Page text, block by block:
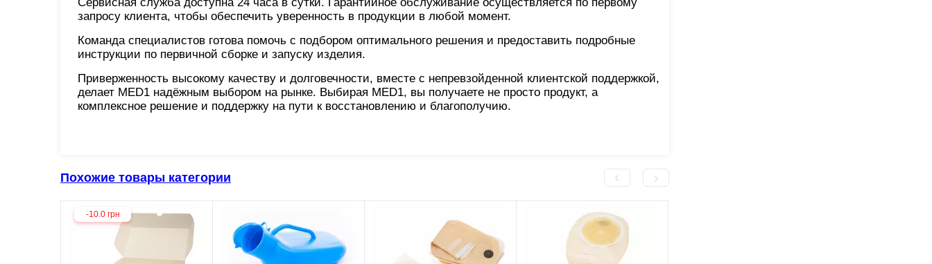
запросу клиента, чтобы обеспечить уверенность в продукции в любой момент.
Команда специалистов готова помочь с подбором оптимального решения и предоставить подробные
инструкции по первичной сборке и запуску изделия.
Приверженность высокому качеству и долговечности, вместе с непревзойденной клиентской поддержкой,
делает MED1 надёжным выбором на рынке. Выбирая MED1, вы получаете не просто продукт, а
комплексное решение и поддержку на пути к восстановлению и благополучию.
Похожие товары категории
-10.0 грн